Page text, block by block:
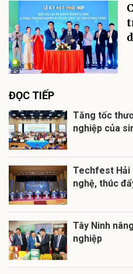
ĐỌC TIẾP
Tăng tốc
nghiệp của
Techfest Hải
nghệ, thúc
Tây Ninh
nghiệp